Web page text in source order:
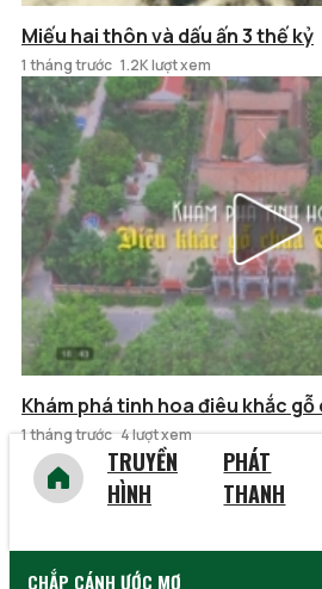
Miếu hai thôn và dấu ấn 3 thế kỷ
1 tháng trước 1.2K lượt xem
Khám phá tinh hoa điêu khắc gỗ
1 tháng trước 4 lượt xem
TRUYỀN
HÌNH
PHÁT
THANH
CHẮP CÁNH ƯỚC MƠ